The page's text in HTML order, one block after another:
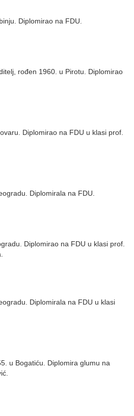
Diplomirao na FDU.
rođen 1960. u Pirotu. Diplomirao
Diplomirao na FDU u klasi prof.
Diplomirala na FDU.
Diplomirao na FDU u klasi prof.
Diplomirala na FDU u klasi
u Bogatiću. Diplomira glumu na